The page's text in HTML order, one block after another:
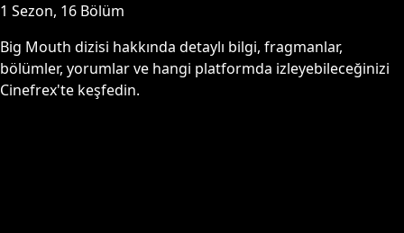
1 Sezon, 16 Bölüm
Big Mouth dizisi hakkında detaylı bilgi, fragmanlar,
bölümler, yorumlar ve hangi platformda izleyebileceğinizi
Cinefrex'te keşfedin.